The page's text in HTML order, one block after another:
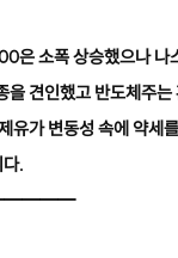
은 소폭 상승했으나 나
견인했고 반도체주
유가 변동성 속에 약세
.